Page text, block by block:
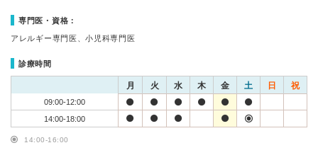
専門医・資格：
アレルギー専門医、小児科専門医
診療時間
月 火 水 木 金 土 日 祝
09:00-12:00
14:00-18:00
14:00-16:00